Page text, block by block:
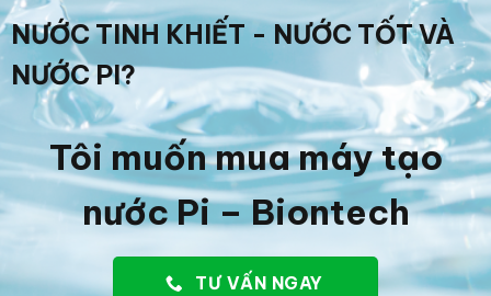
NƯỚC TINH KHIẾT - NƯỚC TỐT VÀ
NƯỚC PI?
Tôi muốn mua máy tạo
nước Pi – Biontech
TƯ VẤN NGAY